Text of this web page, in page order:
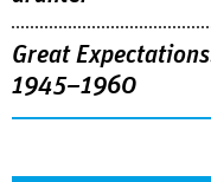
Great
1945–1960